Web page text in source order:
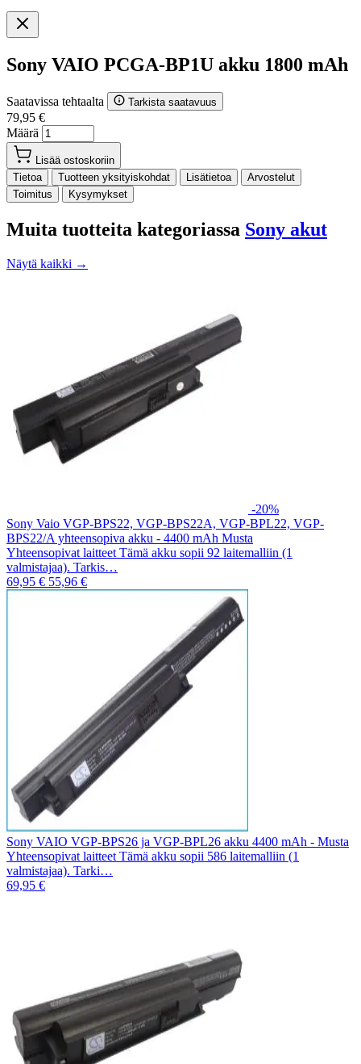
Sony VAIO PCGA-BP1U akku 1800 mAh
Saatavissa tehtaalta Tarkista saatavuus
79,95 €
Määrä
Lisää ostoskoriin
Tietoa
Tuotteen yksityiskohdat Lisätietoa
Arvostelut
Toimitus
Kysymykset
Muita tuotteita kategoriassa Sony akut
Näytä kaikki →
-20%
Sony Vaio VGP-BPS22, VGP-BPS22A, VGP-BPL22, VGP-
BPS22/A yhteensopiva akku - 4400 mAh Musta
Yhteensopivat laitteet Tämä akku sopii 92 laitemalliin (1
valmistajaa). Tarkis…
69,95 € 55,96 €
Sony VAIO VGP-BPS26 ja VGP-BPL26 akku 4400 mAh - Musta
Yhteensopivat laitteet Tämä akku sopii 586 laitemalliin (1
valmistajaa). Tarki…
69,95 €